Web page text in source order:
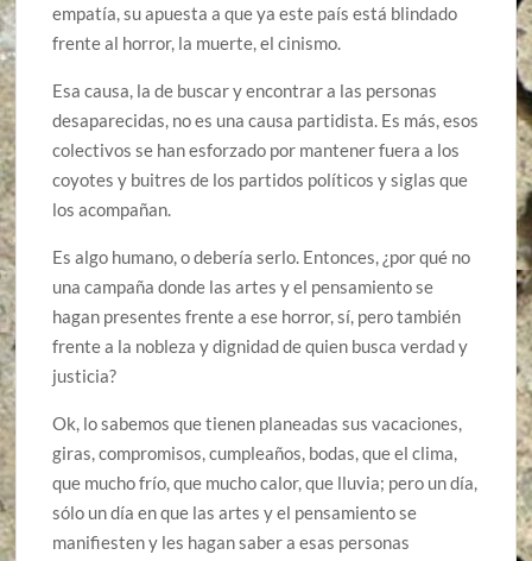
empatía, su apuesta a que ya este país está blindado
frente al horror, la muerte, el cinismo.
Esa causa, la de buscar y encontrar a las personas
desaparecidas, no es una causa partidista. Es más, esos
colectivos se han esforzado por mantener fuera a los
coyotes y buitres de los partidos políticos y siglas que
los acompañan.
Es algo humano, o debería serlo. Entonces, ¿por qué no
una campaña donde las artes y el pensamiento se
hagan presentes frente a ese horror, sí, pero también
frente a la nobleza y dignidad de quien busca verdad y
justicia?
Ok, lo sabemos que tienen planeadas sus vacaciones,
giras, compromisos, cumpleaños, bodas, que el clima,
que mucho frío, que mucho calor, que lluvia; pero un día,
sólo un día en que las artes y el pensamiento se
manifiesten y les hagan saber a esas personas